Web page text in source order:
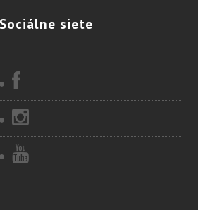
Sociálne siete